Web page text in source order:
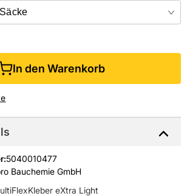
&kostenlos
In den Warenkorb
:5040010477
Bauchemie GmbH
eXtra Light